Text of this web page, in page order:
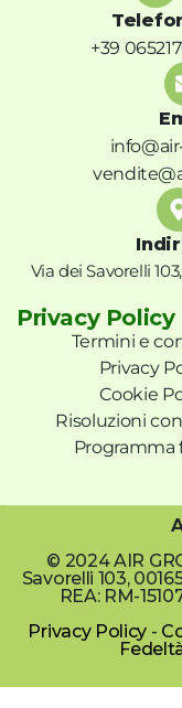
+39
Via dei Savorelli
Privacy Policy
Termini e
Privacy
Cookie
Risoluzioni
Programma
© 2024 AIR
Savorelli 103,
REA: RM-
Privacy Policy -